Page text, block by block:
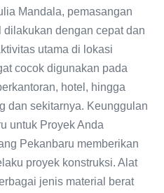
Mandala, pemasangan
dengan cepat dan
utama di lokasi
cocok digunakan pada
hotel, hingga
dan sekitarnya. Keunggulan
untuk Proyek Anda
Pekanbaru memberikan
proyek konstruksi. Alat
jenis material berat